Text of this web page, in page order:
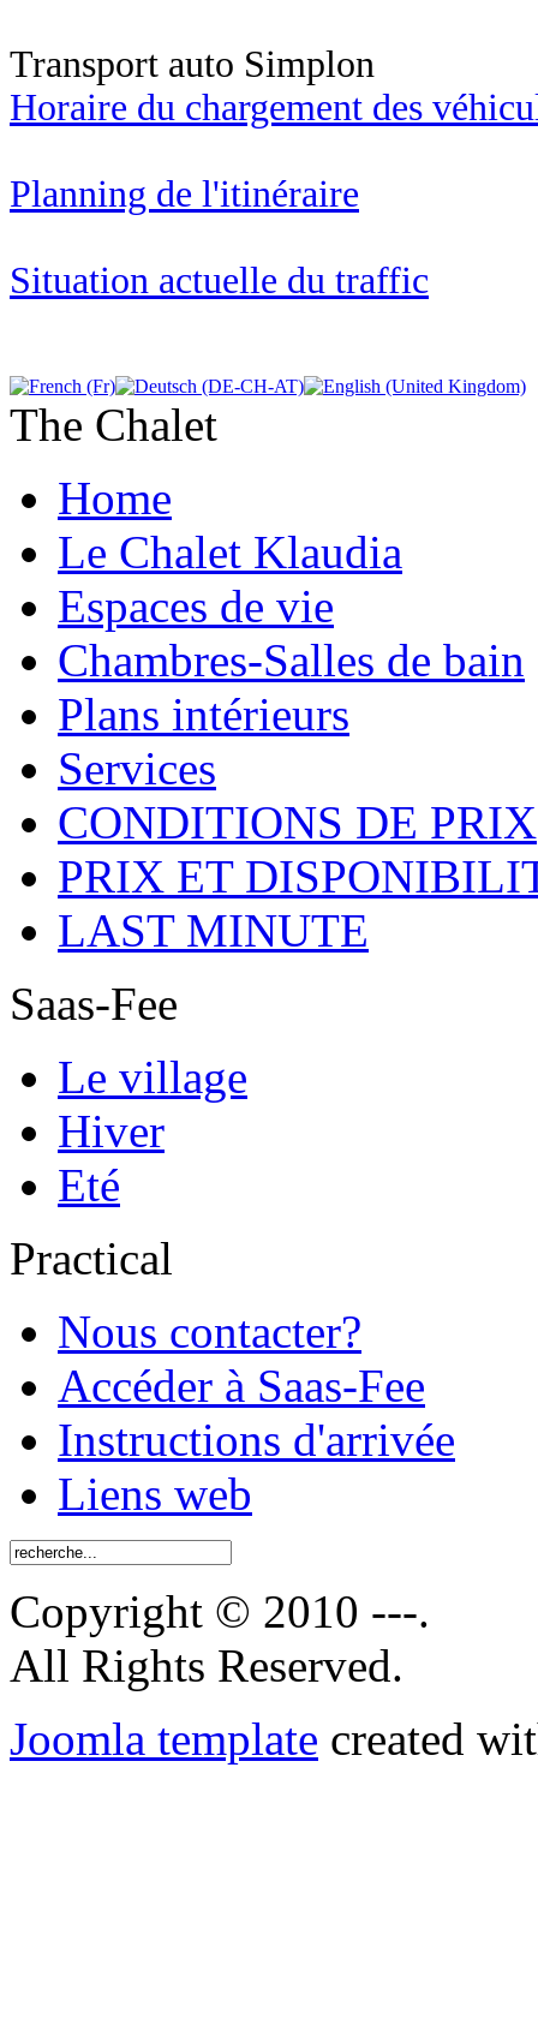
Transport auto Simplon
Horaire du chargement des
Planning de l'itinéraire
Situation actuelle du traffic
The Chalet
Home
Le Chalet Klaudia
Espaces de vie
Chambres-Salles de bain
Plans intérieurs
Services
CONDITIONS DE PRIX
PRIX ET
LAST MINUTE
Saas-Fee
Le village
Hiver
Eté
Practical
Nous contacter?
Accéder à Saas-Fee
Instructions d'arrivée
Liens web
Copyright © 2010 ---.
All Rights Reserved.
Joomla template created